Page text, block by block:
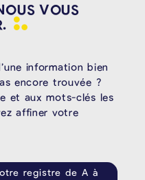
VOUS
information bien
encore trouvée ?
et aux mots-clés les
affiner votre
registre de A à